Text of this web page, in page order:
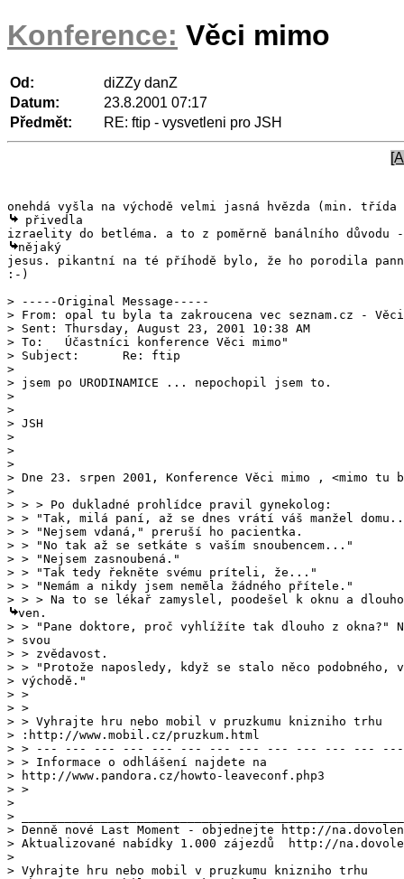
Konference: Věci mimo
Od:
diZZy danZ
Datum:
23.8.2001 07:17
Předmět:
RE: ftip - vysvetleni pro JSH
přivedla
nějaký
jesus. pikantní na té příhodě bylo, že ho porodila
:-)
> -----Original Message-----
> From:	opal tu byla ta zakroucena vec seznam.cz - Věci mimo"  [SMTP:opal tu byla ta zakroucena vec seznam.cz]
> Sent:	Thursday, August 23, 2001 10:38 AM
> To:	Účastníci konference Věci mimo"
> Subject:	Re: ftip
>
> jsem po URODINAMICE ... nepochopil jsem to.
>
>
> JSH
>
>
>
> Dne 23. srpen 2001, Konference Věci mimo , <mimo
> > "Tak, milá paní, až se dnes vrátí váš manžel
> > "Nejsem vdaná," preruší ho pacientka.
> > "No tak až se setkáte s vaším snoubencem..."
> > "Nejsem zasnoubená."
> > "Tak tedy řekněte svému príteli, že..."
> > zvědavost.
> >
> >
> > --- --- --- --- --- --- --- --- --- --- --- ---
>
>
> Denně nové Last Moment - objednejte http://
> Aktualizované nabídky 1.000 zájezdů  http://
>
> Vyhrajte hru nebo mobil v pruzkumu knizniho trhu